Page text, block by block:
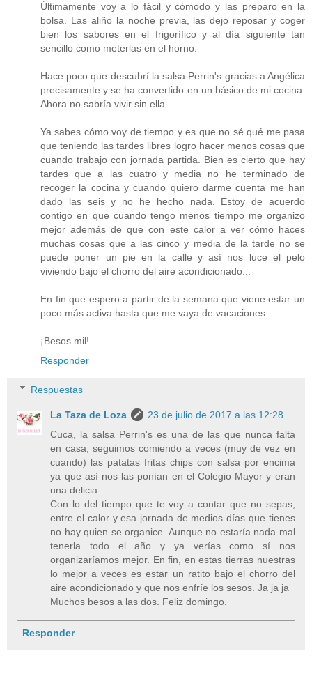
Últimamente voy a lo fácil y cómodo y las preparo en la
bolsa. Las aliño la noche previa, las dejo reposar y coger
bien los sabores en el frigorífico y al día siguiente tan
sencillo como meterlas en el horno.
Hace poco que descubrí la salsa Perrin's gracias a Angélica
precisamente y se ha convertido en un básico de mi cocina.
Ahora no sabría vivir sin ella.
Ya sabes cómo voy de tiempo y es que no sé qué me pasa
que teniendo las tardes libres logro hacer menos cosas que
cuando trabajo con jornada partida. Bien es cierto que hay
tardes que a las cuatro y media no he terminado de
recoger la cocina y cuando quiero darme cuenta me han
dado las seis y no he hecho nada. Estoy de acuerdo
contigo en que cuando tengo menos tiempo me organizo
mejor además de que con este calor a ver cómo haces
muchas cosas que a las cinco y media de la tarde no se
puede poner un pie en la calle y así nos luce el pelo
viviendo bajo el chorro del aire acondicionado...
En fin que espero a partir de la semana que viene estar un
poco más activa hasta que me vaya de vacaciones
¡Besos mil!
Responder
Respuestas
La Taza de Loza
23 de julio de 2017 a las 12:28
Cuca, la salsa Perrin's es una de las que nunca falta
en casa, seguimos comiendo a veces (muy de vez en
cuando) las patatas fritas chips con salsa por encima
ya que así nos las ponían en el Colegio Mayor y eran
una delicia.
Con lo del tiempo que te voy a contar que no sepas,
entre el calor y esa jornada de medios días que tienes
no hay quien se organice. Aunque no estaría nada mal
tenerla todo el año y ya verías como sí nos
organizaríamos mejor. En fin, en estas tierras nuestras
lo mejor a veces es estar un ratito bajo el chorro del
aire acondicionado y que nos enfríe los sesos. Ja ja ja
Muchos besos a las dos. Feliz domingo.
Responder